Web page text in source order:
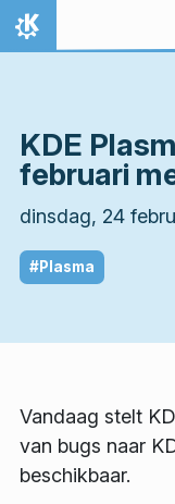
Spring naar inhoud
Thuis
KDE
februari
dinsdag, 24
#Plasma
Vandaag stelt
van bugs naar
beschikbaar.